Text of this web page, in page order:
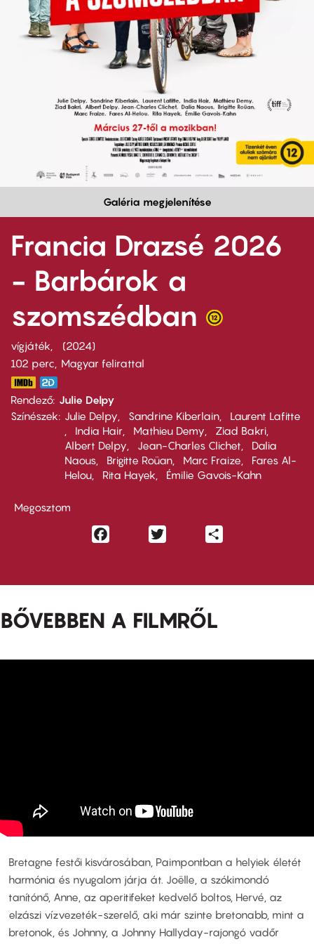
Galéria megjelenítése
Francia Drazsé 2026
- Barbárok a
szomszédban
vígjáték
2024
102 perc,
Magyar felirattal
Rendező Julie Delpy
Színészek
Julie Delpy Sandrine Kiberlain
Laurent Lafitte
India Hair
Mathieu Demy
Ziad Bakri
Albert Delpy
Jean-Charles Clichet
Dalia
Naous
Brigitte Roüan Marc Fraize
Fares Al-
Helou
Rita Hayek Émilie Gavois-Kahn
Megosztom
Facebook
BŐVEBBEN A FILMRŐL
Bretagne festői kisvárosában, Paimpontban a helyiek életét
harmónia és nyugalom járja át. Joëlle, a szókimondó
tanítónő, Anne, az aperitifeket kedvelő boltos, Hervé, az
elzászi vízvezeték-szerelő, aki már szinte bretonabb, mint a
bretonok, és Johnny, a Johnny Hallyday-rajongó vadőr